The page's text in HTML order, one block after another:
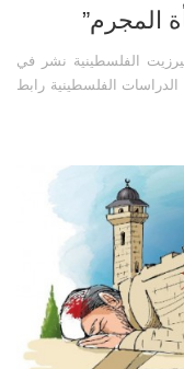
المجرم”
الفلسطينية نشر في
الفلسطينية رابط